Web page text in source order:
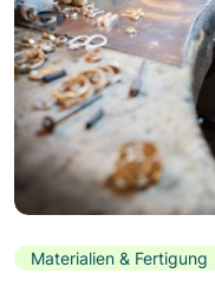
Materialien & Fertigung